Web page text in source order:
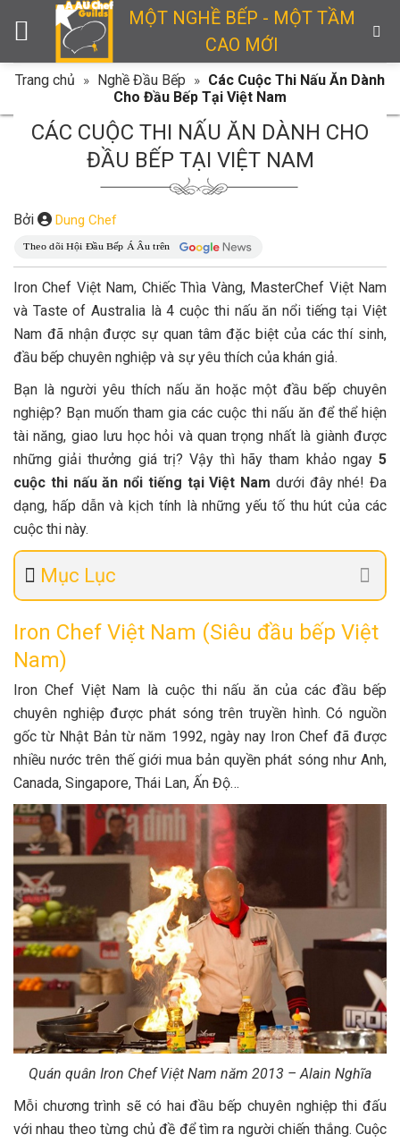
MỘT NGHỀ BẾP - MỘT TẦM
CAO MỚI
Trang chủ » Nghề Đầu Bếp » Các Cuộc Thi Nấu Ăn Dành
Cho Đầu Bếp Tại Việt Nam
CÁC CUỘC THI NẤU ĂN DÀNH CHO
ĐẦU BẾP TẠI VIỆT NAM
Bởi Dung Chef
Iron Chef Việt Nam, Chiếc Thìa Vàng, MasterChef Việt Nam
và Taste of Australia là 4 cuộc thi nấu ăn nổi tiếng tại Việt
Nam đã nhận được sự quan tâm đặc biệt của các thí sinh,
đầu bếp chuyên nghiệp và sự yêu thích của khán giả.
Bạn là người yêu thích nấu ăn hoặc một đầu bếp chuyên
nghiệp? Bạn muốn tham gia các cuộc thi nấu ăn để thể hiện
tài năng, giao lưu học hỏi và quan trọng nhất là giành được
những giải thưởng giá trị? Vậy thì hãy tham khảo ngay 5
cuộc thi nấu ăn nổi tiếng tại Việt Nam dưới đây nhé! Đa
dạng, hấp dẫn và kịch tính là những yếu tố thu hút của các
cuộc thi này.
Mục Lục
Iron Chef Việt Nam (Siêu đầu bếp Việt
Nam)
Iron Chef Việt Nam là cuộc thi nấu ăn của các đầu bếp
chuyên nghiệp được phát sóng trên truyền hình. Có nguồn
gốc từ Nhật Bản từ năm 1992, ngày nay Iron Chef đã được
nhiều nước trên thế giới mua bản quyền phát sóng như Anh,
Canada, Singapore, Thái Lan, Ấn Độ…
Quán quân Iron Chef Việt Nam năm 2013 – Alain Nghĩa
Mỗi chương trình sẽ có hai đầu bếp chuyên nghiệp thi đấu
với nhau theo từng chủ đề để tìm ra người chiến thắng. Cuộc